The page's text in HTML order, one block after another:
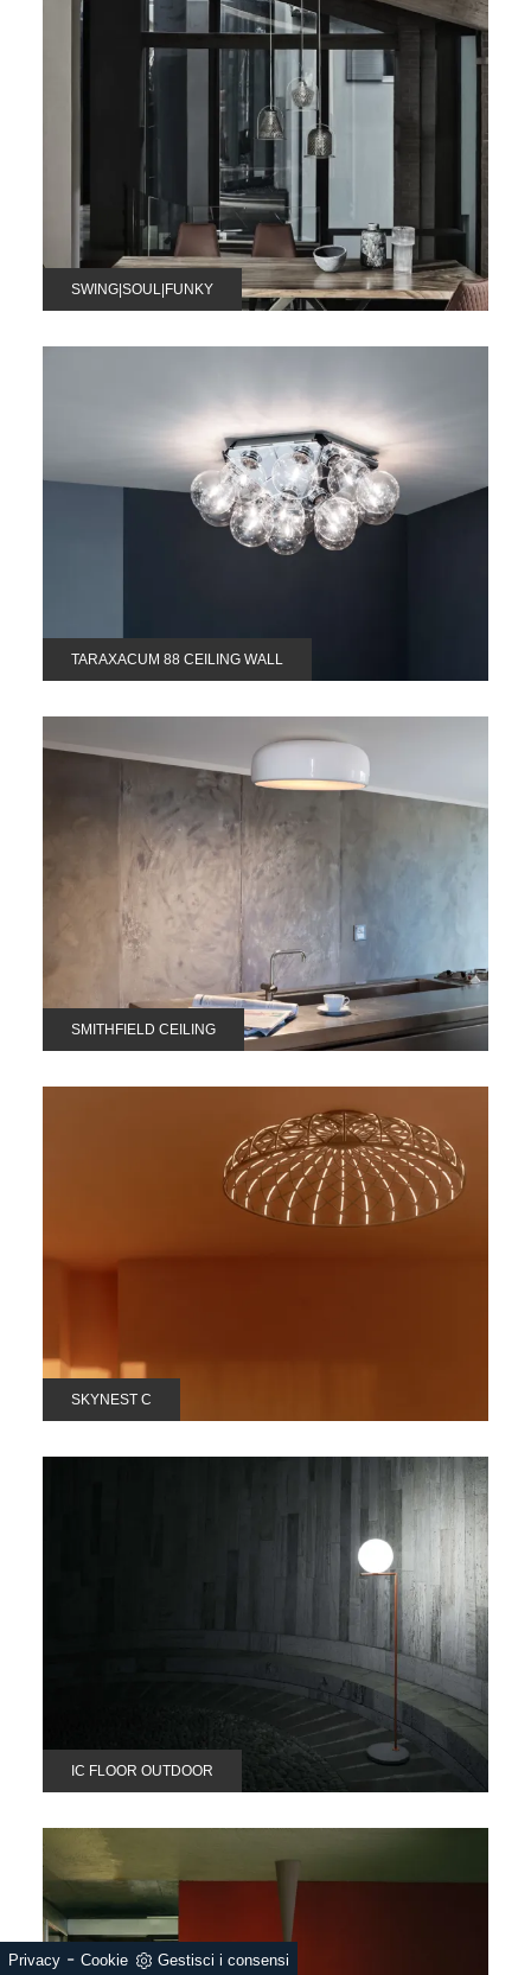
SWING|SOUL|FUNKY
TARAXACUM 88 CEILING WALL
SMITHFIELD CEILING
SKYNEST C
IC FLOOR OUTDOOR
Privacy - Cookie Gestisci i consensi